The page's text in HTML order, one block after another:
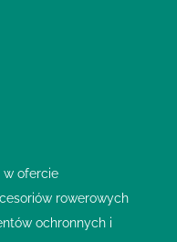
w ofercie
rowerowych
ochronnych i